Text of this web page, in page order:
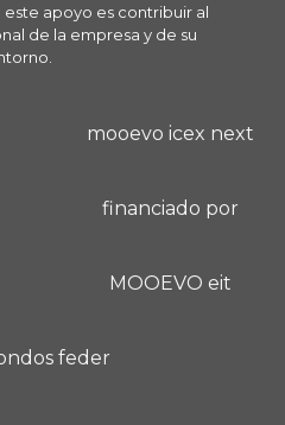
este apoyo es contribuir al
de la empresa y de su